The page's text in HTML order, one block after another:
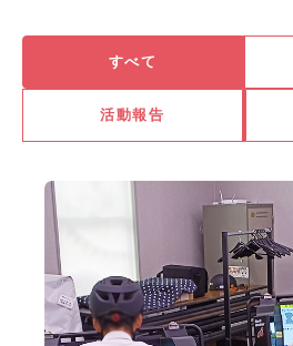
すべて
活動報告